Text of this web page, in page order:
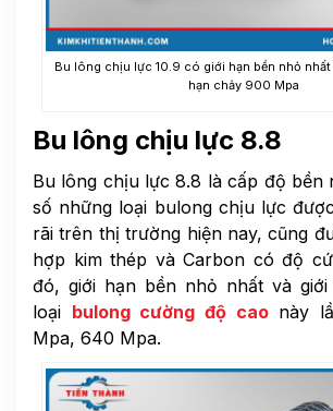
Bu lông chịu lực 10.9 có giới hạn bền nhỏ nhất
hạn chảy 900 Mpa
Bu lông chịu lực 8.8
Bu lông chịu lực 8.8 là cấp độ bền
số những loại bulong chịu lực
rãi trên thị trường hiện nay, cũng
hợp kim thép và Carbon có độ
đó, giới hạn bền nhỏ nhất và
loại bulong cường độ caonày
Mpa, 640 Mpa.